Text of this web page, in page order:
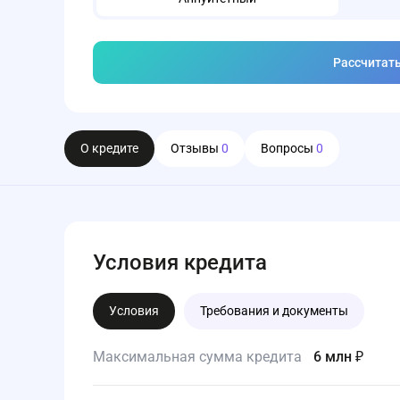
О кредите Отзывы 0 Вопросы 0
Условия кредита
Условия Требования и документы
Максимальная сумма кредита 6 млн ₽